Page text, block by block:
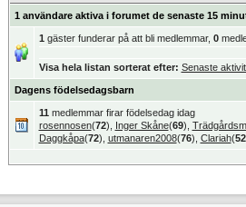
1 användare aktiva i forumet de senaste 15
1 gäster funderar på att bli medlemmar, 0
Visa hela listan sorterat efter: Senaste
Dagens födelsedagsbarn
11 medlemmar firar födelsedag idag
rosennosen(72), Inger Skåne(69),
Daggkåpa(72), utmanaren2008(76), Clariah(52